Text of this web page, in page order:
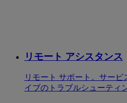
リモート アシスタンス
リモート サポート。サー
イブのトラブルシューティ